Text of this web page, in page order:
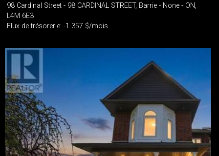
98 Cardinal Street - 98 CARDINAL STREET, Barrie - None - ON,
L4M 6E3
Flux de trésorerie: -1 357 $/mois